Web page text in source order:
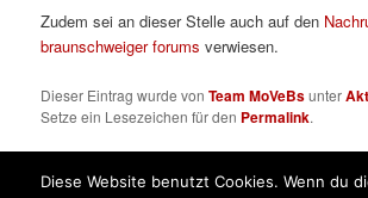
Zudem sei an dieser Stelle auch auf den
braunschweiger forums verwiesen.
Dieser Eintrag wurde vonTeam MoVeBsunter
Setze ein Lesezeichen für den Permalink.
Diese Website benutzt Cookies. Wenn du